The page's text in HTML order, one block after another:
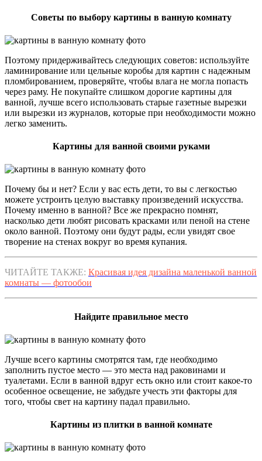
Советы по выбору картины в ванную комнату
Поэтому придерживайтесь следующих советов: используйте
ламинирование или цельные коробы для картин с надежным
пломбированием, проверяйте, чтобы влага не могла попасть
через раму. Не покупайте слишком дорогие картины для
ванной, лучше всего использовать старые газетные вырезки
или вырезки из журналов, которые при необходимости можно
легко заменить.
Картины для ванной своими руками
Почему бы и нет? Если у вас есть дети, то вы с легкостью
можете устроить целую выставку произведений искусства.
Почему именно в ванной? Все же прекрасно помнят,
насколько дети любят рисовать красками или пеной на стене
около ванной. Поэтому они будут рады, если увидят свое
творение на стенах вокруг во время купания.
ЧИТАЙТЕ ТАКЖЕ: Красивая идея дизайна маленькой ванной
комнаты — фотообои
Найдите правильное место
Лучше всего картины смотрятся там, где необходимо
заполнить пустое место — это места над раковинами и
туалетами. Если в ванной вдруг есть окно или стоит какое-то
особенное освещение, не забудьте учесть эти факторы для
того, чтобы свет на картину падал правильно.
Картины из плитки в ванной комнате